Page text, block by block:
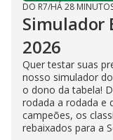
DO R7/HÁ 28
Simulador
2026
Quer testar suas
nosso simulador
o dono da tabela!
rodada a rodada e
campeões, os
rebaixados para a